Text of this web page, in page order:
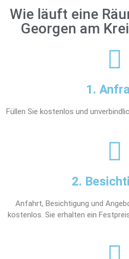
Wie läuft eine
Georgen am
1.
Füllen Sie kostenlos und
2.
Anfahrt, Besichtigung und
kostenlos. Sie erhalten ein